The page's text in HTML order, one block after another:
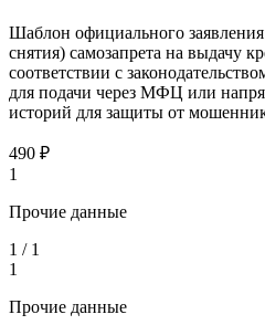
Шаблон официального
снятия) самозапрета на выдачу
соответствии с
для подачи через МФЦ или
историй для защиты от
490 ₽
1
Прочие данные
1 / 1
1
Прочие данные